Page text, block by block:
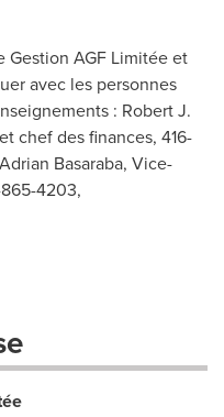
Gestion AGF Limitée et
avec les personnes
: Robert J.
chef des finances, 416-
Basaraba, Vice-
4203,